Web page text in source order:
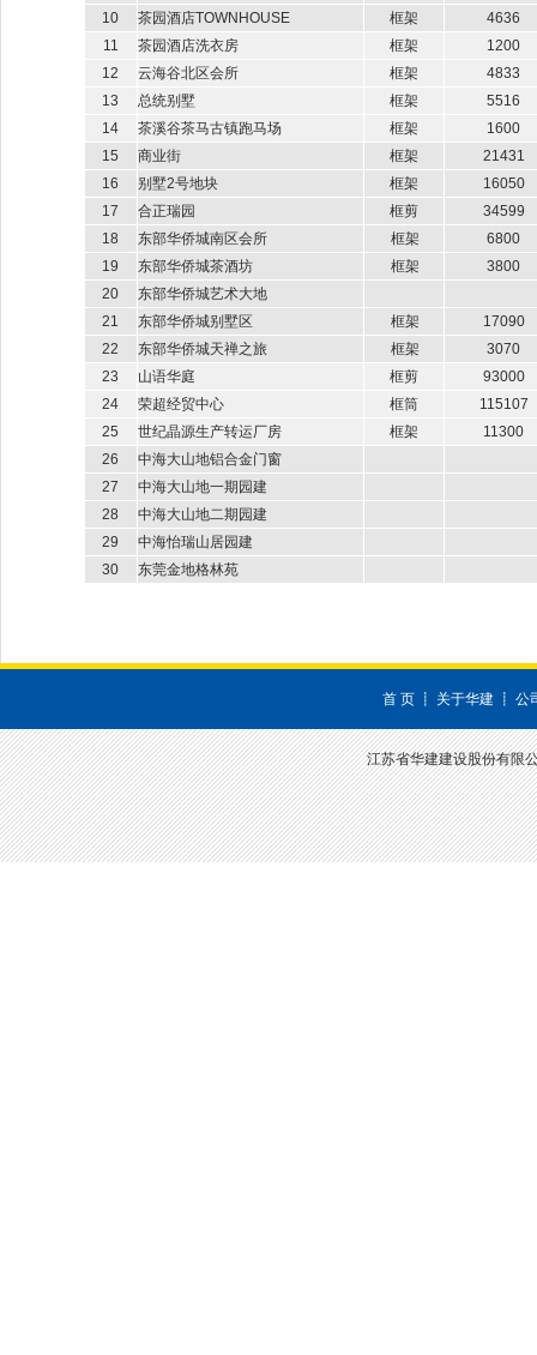
10
茶园酒店TOWNHOUSE 框架
4636
11
茶园酒店洗衣房 框架
1200
12
云海谷北区会所 框架
4833
13
总统别墅 框架
5516
14
茶溪谷茶马古镇跑马场 框架
1600
15
商业街 框架
21431
16
别墅2号地块 框架
16050
17
合正瑞园 框剪
34599
18
东部华侨城南区会所 框架
6800
19
东部华侨城茶酒坊 框架
3800
20
东部华侨城艺术大地
21
东部华侨城别墅区 框架
17090
22
东部华侨城天禅之旅 框架
3070
23
山语华庭 框剪
93000
24
荣超经贸中心 框筒
115107
25
世纪晶源生产转运厂房 框架
11300
26
中海大山地铝合金门窗
27
中海大山地一期园建
28
中海大山地二期园建
29
中海怡瑞山居园建
30
东莞金地格林苑
首 页 ┋ 关于华建 ┋ 公
江苏省华建建设股份有